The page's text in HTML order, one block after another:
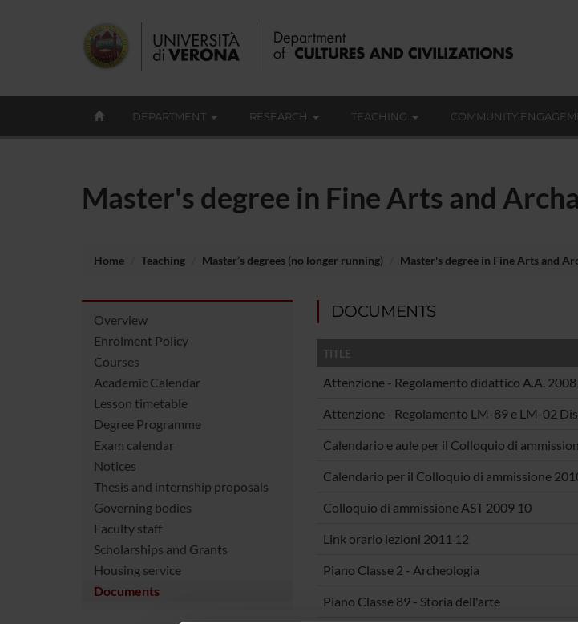
DEPARTMENT RESEARCH TEACHING COMMUNITY
Master's degree in Fine Arts and
Home Teaching Master’s degrees (no longer running) Master's degree in Fine Arts and
Overview
Enrolment Policy
Courses
Academic Calendar
Lesson timetable
Degree Programme
Exam calendar
Notices
Thesis and internship proposals
Governing bodies
Faculty staff
Scholarships and Grants
Housing service
Documents
DOCUMENTS
TITLE
Attenzione - Regolamento didattico A.A.
Attenzione - Regolamento LM-89 e LM-02
Calendario e aule per il Colloquio di
Calendario per il Colloquio di ammissione
Colloquio di ammissione AST 2009 10
Link orario lezioni 2011 12
Piano Classe 2 - Archeologia
Piano Classe 89 - Storia dell'arte